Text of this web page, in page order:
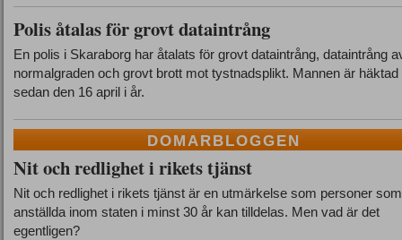
Polis åtalas för grovt dataintrång
En polis i Skaraborg har åtalats för grovt dataintrång, dataintrång
normalgraden och grovt brott mot tystnadsplikt. Mannen är häktad
sedan den 16 april i år.
DOMARBLOGGEN
Nit och redlighet i rikets tjänst
Nit och redlighet i rikets tjänst är en utmärkelse som personer
anställda inom staten i minst 30 år kan tilldelas. Men vad är det
egentligen?